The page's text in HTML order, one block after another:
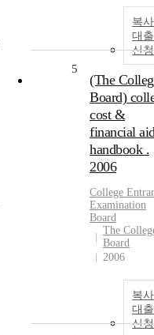
복
대출
신청
5
(The
Board)
cost &
financial
handbook .
2006
College
Examination
Board
The
Board
2006
복
대출
신청